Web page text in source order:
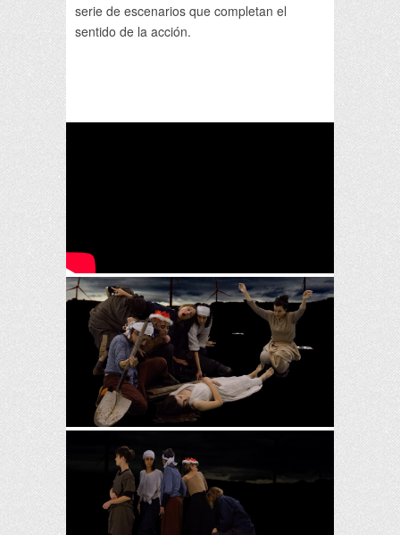
serie de escenarios que completan el
sentido de la acción.